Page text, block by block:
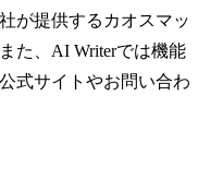
が提供するカオスマッ
た、AI Writerでは機能
式サイトやお問い合わ